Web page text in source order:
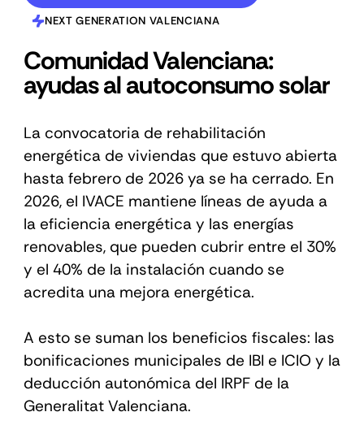
NEXT GENERATION VALENCIANA
Comunidad Valenciana:
ayudas al autoconsumo solar
La convocatoria de rehabilitación
energética de viviendas que estuvo abierta
hasta febrero de 2026 ya se ha cerrado. En
2026, el IVACE mantiene líneas de ayuda a
la eficiencia energética y las energías
renovables, que pueden cubrir entre el 30%
y el 40% de la instalación cuando se
acredita una mejora energética.
A esto se suman los beneficios fiscales: las
bonificaciones municipales de IBI e ICIO y la
deducción autonómica del IRPF de la
Generalitat Valenciana.